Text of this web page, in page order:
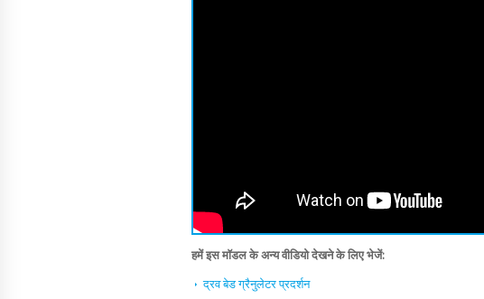
हमें इस मॉडल के अन्य वीडियो देखने के लिए भेजें:
द्रव बेड ग्रैनुलेटर प्रदर्शन